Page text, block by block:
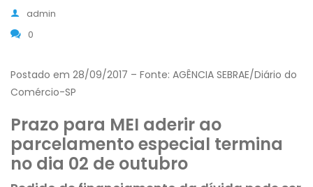
admin
0
Postado em 28/09/2017 – Fonte: AGÊNCIA SEBRAE/Diário do
Comércio-SP
Prazo para MEI aderir ao
parcelamento especial termina
no dia 02 de outubro